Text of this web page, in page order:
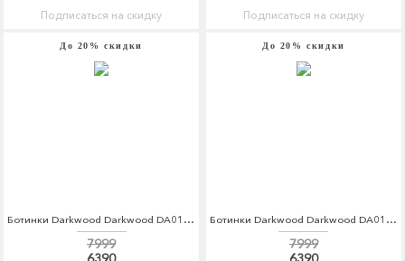
Подписаться на скидку Подписаться на скидку
До 20% скидки
Ботинки Darkwood Darkwood DA014AWCBGI9
7999
До 20% скидки
Ботинки Darkwood Darkwood DA014AWCBGJ1
7999